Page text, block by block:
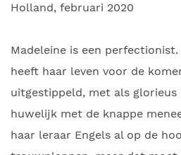
Holland, februari 2020
Madeleine is een
heeft haar leven voor de
uitgestippeld, met als
huwelijk met de knappe
haar leraar Engels al op de